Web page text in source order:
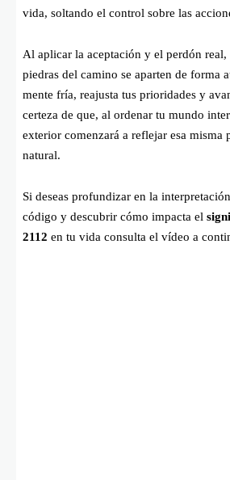
vida, soltando el control sobre las
Al aplicar la aceptación y el perdón real,
piedras del camino se aparten de forma
mente fría, reajusta tus prioridades y
certeza de que, al ordenar tu mundo
exterior comenzará a reflejar esa misma
natural.
Si deseas profundizar en la
código y descubrir cómo impacta el
2112 en tu vida consulta el vídeo a